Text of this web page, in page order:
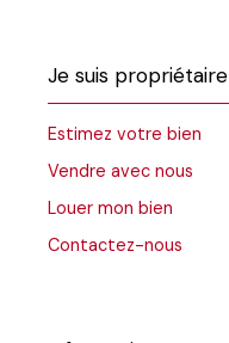
Je suis propriétaire
Estimez votre bien
Vendre avec nous
Louer mon bien
Contactez-nous